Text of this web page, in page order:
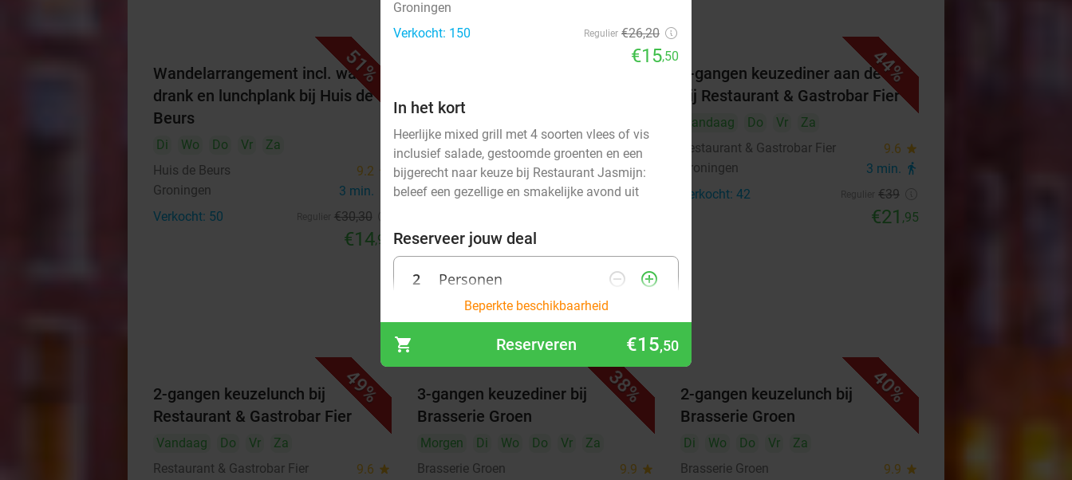
51%
Wandelarrangement incl. warme
drank en lunchplank bij Huis de
Beurs
Di Wo Do Vr
Za
Huis de Beurs
9.2 star
Groningen 3 min.
Verkocht: 50 €30,30
€14,95
43%
Restaurant & Gastrobar Fier
9.6star
Groningen 3 min.directions_walk
Verkocht: 395 Regulier €69
44%
2-gangen keuzediner aan de bar
bij Restaurant & Gastrobar Fier
Vandaag Do Vr
Za
Restaurant & Gastrobar Fier
9.6 star
Groningen 3 min. directions_walk
Verkocht: 42 €39
€21 ,95
49%
2-gangen keuzelunch bij
Restaurant & Gastrobar Fier
Vandaag Do Vr
Za
Restaurant & Gastrobar Fier
9.6 star
38%
3-gangen keuzediner bij
Brasserie Groen
Morgen Di Wo Do Vr
Za
Brasserie Groen
9.9 star
40%
2-gangen keuzelunch bij
Brasserie Groen
Di Wo Do Vr
Za
Brasserie Groen
9.9 star
Groningen
Verkocht: 150
Regulier €26,20
€15,50
In het kort
Heerlijke mixed grill met 4 soorten vlees of vis
inclusief salade, gestoomde groenten en een
bijgerecht naar keuze bij Restaurant Jasmijn:
beleef een gezellige en smakelijke avond uit
Reserveer jouw deal
2 Personen remove_circle_outline add_circle_outline
augustus 2026
Wo Do Vr Zo
1 2
3 4 5 9
16
Beperkte beschikbaarheid
Reserveren €15,50